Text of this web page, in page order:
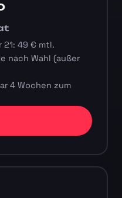
21: 49 € mtl.
nach Wahl (außer
4 Wochen zum